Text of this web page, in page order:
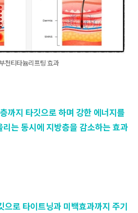
부천티타늄리프팅 효과
까지 타깃으로 하며 강한 에너지를
는 동시에 지방층을 감소하는 효과
으로 타이트닝과 미백효과까지 주기